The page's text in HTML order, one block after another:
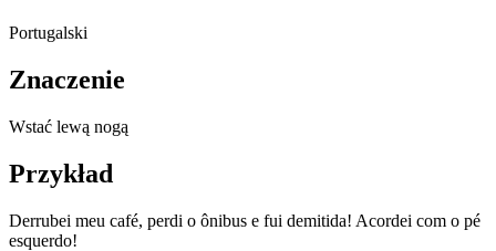
Portugalski
Znaczenie
Wstać lewą nogą
Przykład
Derrubei meu café, perdi o ônibus e fui demitida! Acordei com o pé
esquerdo!